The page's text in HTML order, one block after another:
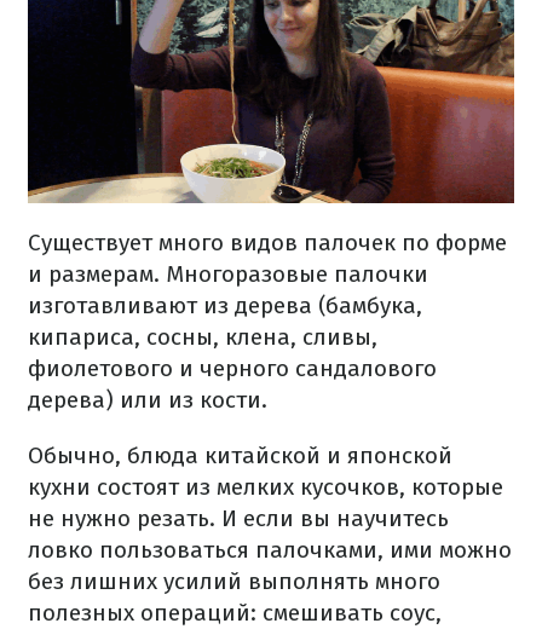
Существует много видов палочек по форме
и размерам. Многоразовые палочки
изготавливают из дерева (бамбука,
кипариса, сосны, клена, сливы,
фиолетового и черного сандалового
дерева) или из кости.
Обычно, блюда китайской и японской
кухни состоят из мелких кусочков, которые
не нужно резать. И если вы научитесь
ловко пользоваться палочками, ими можно
без лишних усилий выполнять много
полезных операций: смешивать соус,